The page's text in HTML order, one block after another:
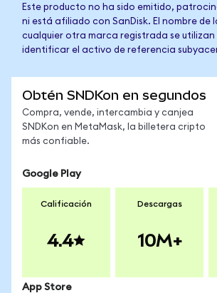
Este producto no ha sido emitido,
ni está afiliado con SanDisk. El nombre de
cualquier otra marca registrada se
identificar el activo de referencia
Obtén SNDKon en segundos
Compra, vende, intercambia y canjea
SNDKon en MetaMask, la billetera cripto
más confiable.
Google Play
Calificación
4.4
Descargas
10M+
App Store